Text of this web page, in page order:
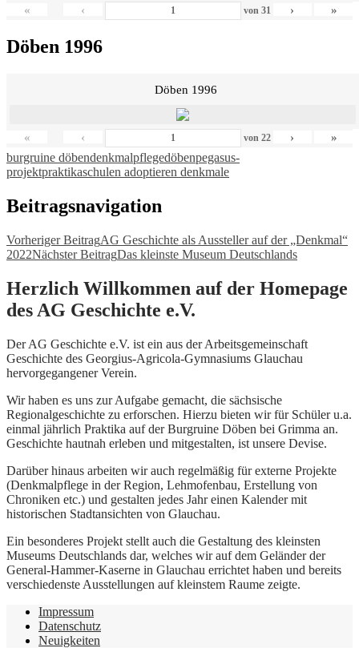
« ‹ von 31 › »
Döben 1996
Döben 1996
« ‹ von 22 › »
burgruine döbendenkmalpflegedöbenpegasus-
projektpraktikaschulen adoptieren denkmale
Beitragsnavigation
Vorheriger BeitragAG Geschichte als Aussteller auf der „Denkmal“
2022Nächster BeitragDas kleinste Museum Deutschlands
Herzlich Willkommen auf der Homepage
des AG Geschichte e.V.
Der AG Geschichte e.V. ist ein aus der Arbeitsgemeinschaft
Geschichte des Georgius-Agricola-Gymnasiums Glauchau
hervorgegangener Verein.
Wir haben es uns zur Aufgabe gemacht, die sächsische
Regionalgeschichte zu erforschen. Hierzu bieten wir für Schüler u.a.
einmal jährlich Praktika auf der Burgruine Döben bei Grimma an.
Geschichte hautnah erleben und mitgestalten, ist unsere Devise.
Darüber hinaus arbeiten wir auch regelmäßig für externe Projekte
(Denkmalpflege in der Region, Lehmofenbau, Erstellung von
Chroniken etc.) und gestalten jedes Jahr einen Kalender mit
historischen Stadtansichten von Glauchau.
Ein besonderes Projekt stellt auch die Gestaltung des kleinsten
Museums Deutschlands dar, welches wir auf dem Geländer der
General-Hammer-Kaserne in Glauchau errichtet haben und bereits
verschiedenste Ausstellungen auf kleinstem Raume zeigte.
Impressum
Datenschutz
Neuigkeiten